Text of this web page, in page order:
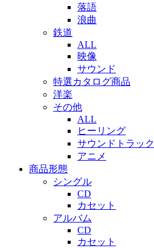
落語
浪曲
鉄道
ALL
映像
サウンド
特選カタログ商品
洋楽
その他
ALL
ヒーリング
サウンドトラック
アニメ
商品形態
シングル
CD
カセット
アルバム
CD
カセット